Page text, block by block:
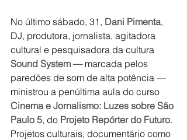
No último sábado, 31, Dani Pimenta,
DJ, produtora, jornalista, agitadora
cultural e pesquisadora da cultura
Sound System — marcada pelos
paredões de som de alta potência —
ministrou a penúltima aula do curso
Cinema e Jornalismo: Luzes sobre São
Paulo 5, do Projeto Repórter do Futuro.
Projetos culturais, documentário como